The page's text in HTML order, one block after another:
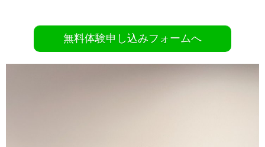
無料体験申し込みフォームへ